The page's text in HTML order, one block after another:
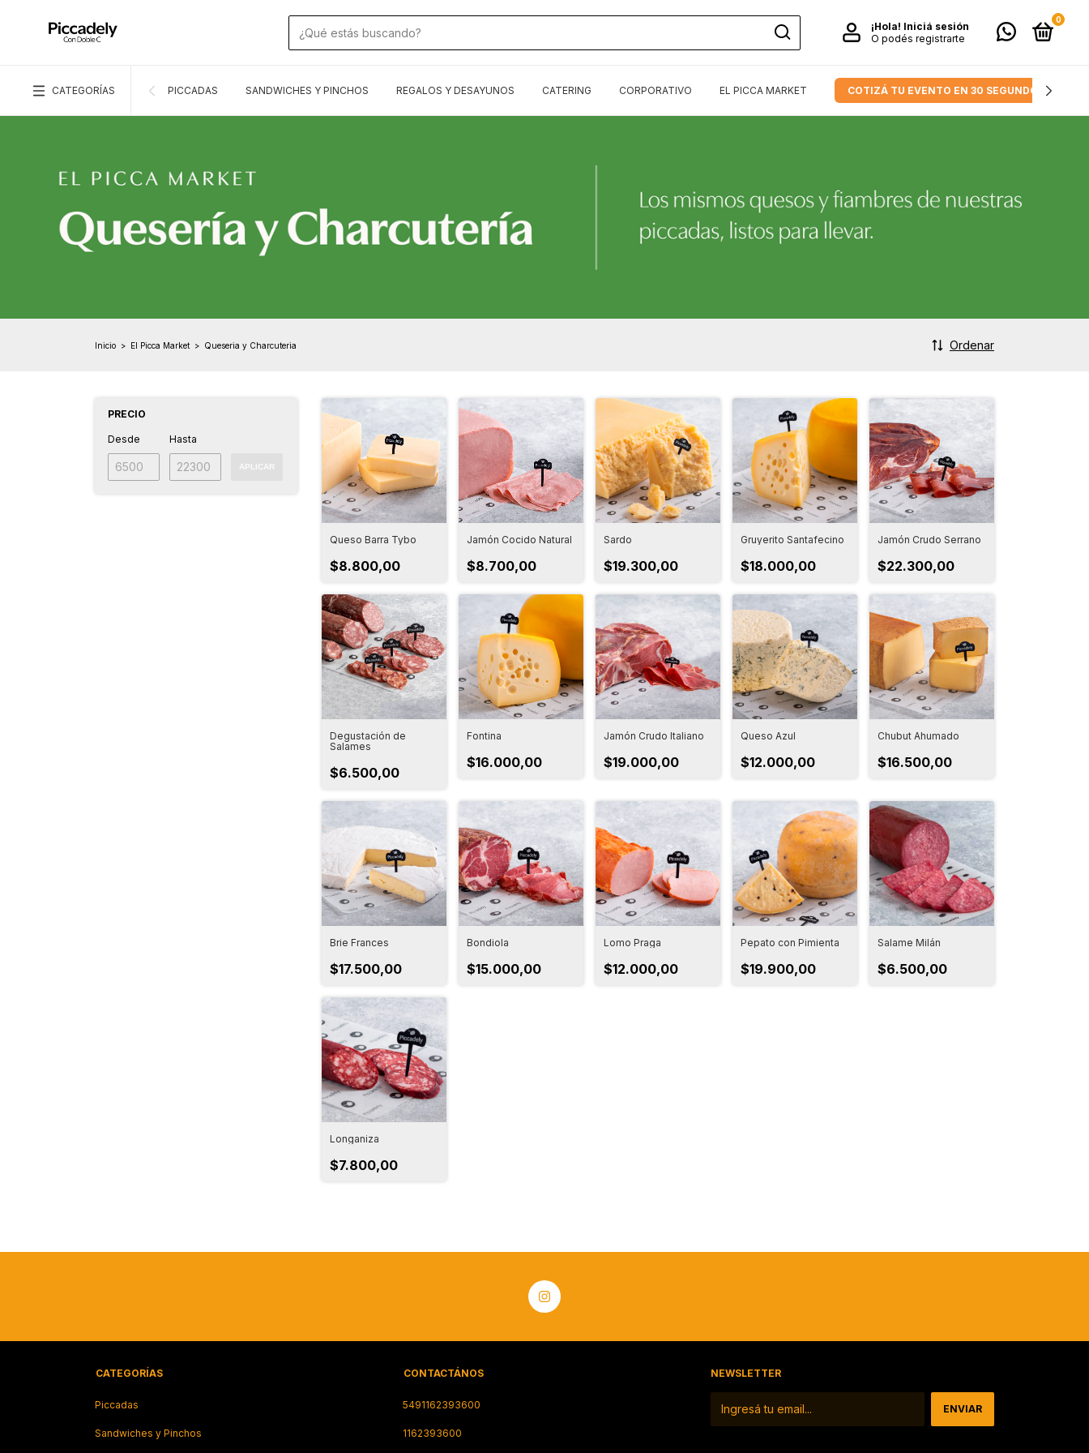
¡Hola! Iniciá sesión
O podés registrarte
0
CATEGORÍAS PICCADAS SANDWICHES Y PINCHOS REGALOS Y DESAYUNOS CATERING CORPORATIVO EL PICCA MARKET COTIZÁ TU EVENTO EN 30 SEGUNDOS.
Inicio > El Picca Market > Queseria y Charcuteria Ordenar
PRECIO
Desde Hasta
APLICAR
Queso Barra Tybo
$8.800,00
Jamón Cocido Natural
$8.700,00
Sardo
$19.300,00
Gruyerito Santafecino
$18.000,00
Jamón Crudo Serrano
$22.300,00
Degustación de
Salames
$6.500,00
Fontina
$16.000,00
Jamón Crudo Italiano
$19.000,00
Queso Azul
$12.000,00
Chubut Ahumado
$16.500,00
Brie Frances
$17.500,00
Bondiola
$15.000,00
Lomo Praga
$12.000,00
Pepato con Pimienta
$19.900,00
Salame Milán
$6.500,00
Longaniza
$7.800,00
CATEGORÍAS
Piccadas
Sandwiches y Pinchos
CONTACTÁNOS
5491162393600
1162393600
NEWSLETTER